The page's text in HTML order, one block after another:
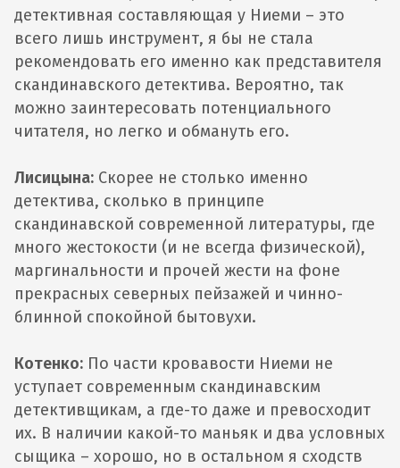
детективная составляющая у Ниеми – это
всего лишь инструмент, я бы не стала
рекомендовать его именно как представителя
скандинавского детектива. Вероятно, так
можно заинтересовать потенциального
читателя, но легко и обмануть его.
Лисицына: Скорее не столько именно
детектива, сколько в принципе
скандинавской современной литературы, где
много жестокости (и не всегда физической),
маргинальности и прочей жести на фоне
прекрасных северных пейзажей и чинно-
блинной спокойной бытовухи.
Котенко: По части кровавости Ниеми не
уступает современным скандинавским
детективщикам, а где-то даже и превосходит
их. В наличии какой-то маньяк и два условных
сыщика – хорошо, но в остальном я сходств